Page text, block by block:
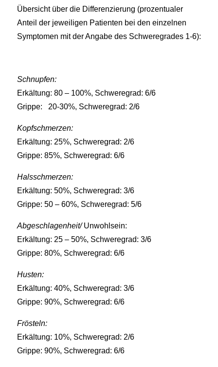
Übersicht über die Differenzierung (prozentualer
Anteil der jeweiligen Patienten bei den einzelnen
Symptomen mit der Angabe des Schweregrades 1-6):
Schnupfen:
Erkältung: 80 – 100%, Schweregrad: 6/6
Grippe: 20-30%, Schweregrad: 2/6
Kopfschmerzen:
Erkältung: 25%, Schweregrad: 2/6
Grippe: 85%, Schweregrad: 6/6
Halsschmerzen:
Erkältung: 50%, Schweregrad: 3/6
Grippe: 50 – 60%, Schweregrad: 5/6
Abgeschlagenheit/Unwohlsein:
Erkältung: 25 – 50%, Schweregrad: 3/6
Grippe: 80%, Schweregrad: 6/6
Husten:
Erkältung: 40%, Schweregrad: 3/6
Grippe: 90%, Schweregrad: 6/6
Frösteln:
Erkältung: 10%, Schweregrad: 2/6
Grippe: 90%, Schweregrad: 6/6